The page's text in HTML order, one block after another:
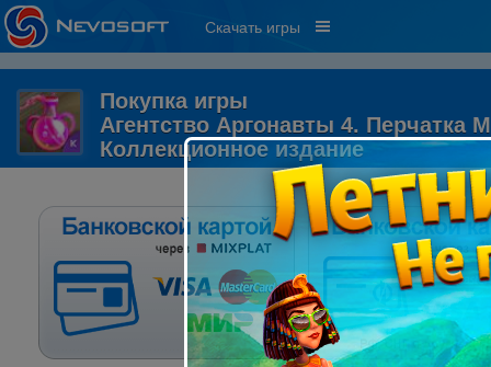
Скачать игры
Покупка игры
Агентство Аргонавты 4. Перчатка
Коллекционное издание